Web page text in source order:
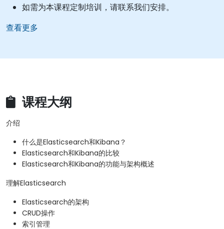
如需为本课程定制培训，请联系我们安排。
查看更多
课程大纲
介绍
什么是Elasticsearch和Kibana？
Elasticsearch和Kibana的比较
Elasticsearch和Kibana的功能与架构概述
理解Elasticsearch
Elasticsearch的架构
CRUD操作
索引管理